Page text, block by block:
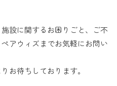
設に関するお困りごと、ご不
アウィズまでお気軽にお問い
お待ちしております。